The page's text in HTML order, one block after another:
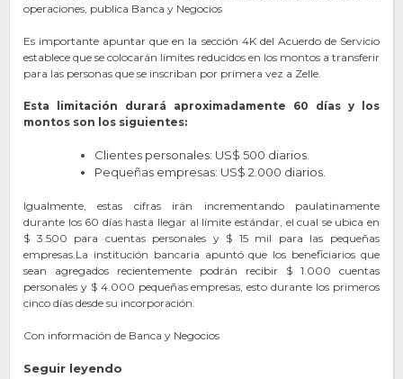
operaciones, publica Banca y Negocios
Es importante apuntar que en la sección 4K del Acuerdo de Servicio
establece que se colocarán límites reducidos en los montos a transferir
para las personas que se inscriban por primera vez a Zelle.
Esta limitación durará aproximadamente 60 días y los
montos son los siguientes:
Clientes personales: US$ 500 diarios.
Pequeñas empresas: US$ 2.000 diarios.
Igualmente, estas cifras irán incrementando paulatinamente
durante los 60 días hasta llegar al límite estándar, el cual se ubica en
$ 3.500 para cuentas personales y $ 15 mil para las pequeñas
empresas.La institución bancaria apuntó que los beneficiarios que
sean agregados recientemente podrán recibir $ 1.000 cuentas
personales y $ 4.000 pequeñas empresas, esto durante los primeros
cinco días desde su incorporación.
Con información de Banca y Negocios
Seguir leyendo